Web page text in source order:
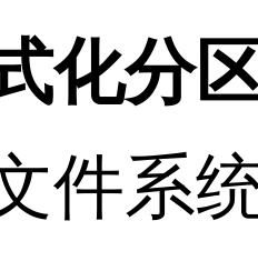
化分
件系